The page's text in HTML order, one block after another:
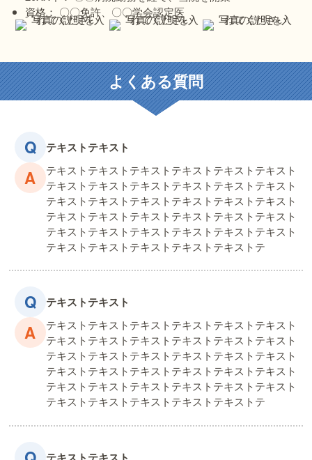
資格： 〇〇免許、〇〇学会認定医
よくある質問
テキストテキスト
テキストテキストテキストテキストテキストテキスト
テキストテキストテキストテキストテキストテキスト
テキストテキストテキストテキストテキストテキスト
テキストテキストテキストテキストテキストテキスト
テキストテキストテキストテキストテキストテキスト
テキストテキストテキストテキストテキストテ
テキストテキスト
テキストテキストテキストテキストテキストテキスト
テキストテキストテキストテキストテキストテキスト
テキストテキストテキストテキストテキストテキスト
テキストテキストテキストテキストテキストテキスト
テキストテキストテキストテキストテキストテキスト
テキストテキストテキストテキストテキストテ